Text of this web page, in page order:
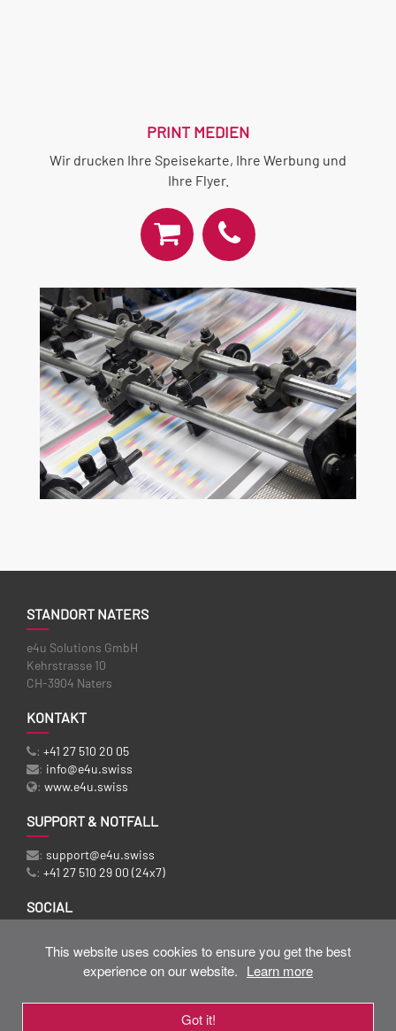
This website uses cookies to ensure you get the best
experience on our website. Learn more
Got it!
PRINT MEDIEN
Wir drucken Ihre Speisekarte, Ihre Werbung und
Ihre Flyer.
STANDORT NATERS
e4u Solutions GmbH
Kehrstrasse 10
CH-3904 Naters
KONTAKT
: +41 27 510 20 05
: info@e4u.swiss
: www.e4u.swiss
SUPPORT & NOTFALL
: support@e4u.swiss
: +41 27 510 29 00 (24x7)
SOCIAL